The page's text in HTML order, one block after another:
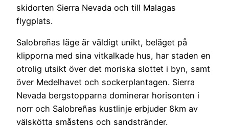
skidorten Sierra Nevada och till Malagas
flygplats.
Salobreñas läge är väldigt unikt, beläget på
klipporna med sina vitkalkade hus, har staden en
otrolig utsikt över det moriska slottet i byn, samt
över Medelhavet och sockerplantagen. Sierra
Nevada bergstopparna dominerar horisonten i
norr och Salobreñas kustlinje erbjuder 8km av
välskötta småstens och sandstränder.